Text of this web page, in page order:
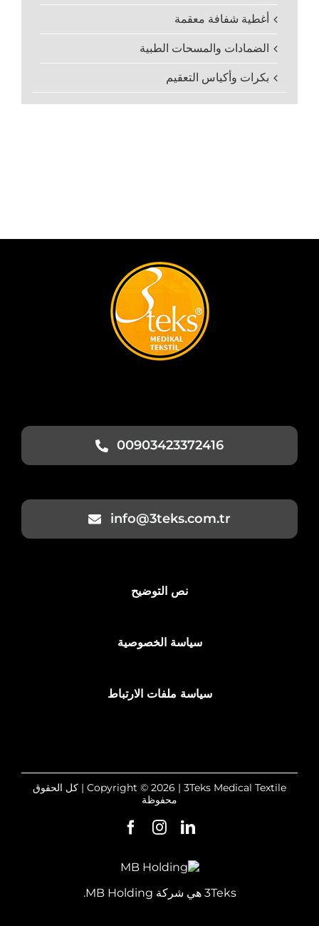
أغطية شفافة معقمة
الضمادات والمسحات الطبية
بكرات وأكياس التعقيم
00903423372416
info@3teks.com.tr
نص التوضيح
سياسة الخصوصية
سياسة ملفات الارتباط
Copyright © 2026 | 3Teks Medical Textile | كل الحقوق
محفوظة
3Teks هي شركة MB Holding.